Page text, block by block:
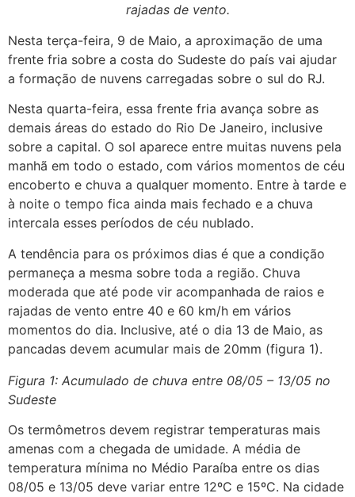
rajadas de vento.
Nesta terça-feira, 9 de Maio, a aproximação de uma
frente fria sobre a costa do Sudeste do país vai ajudar
a formação de nuvens carregadas sobre o sul do RJ.
Nesta quarta-feira, essa frente fria avança sobre as
demais áreas do estado do Rio De Janeiro, inclusive
sobre a capital. O sol aparece entre muitas nuvens pela
manhã em todo o estado, com vários momentos de céu
encoberto e chuva a qualquer momento. Entre à tarde e
à noite o tempo fica ainda mais fechado e a chuva
intercala esses períodos de céu nublado.
A tendência para os próximos dias é que a condição
permaneça a mesma sobre toda a região. Chuva
moderada que até pode vir acompanhada de raios e
rajadas de vento entre 40 e 60 km/h em vários
momentos do dia. Inclusive, até o dia 13 de Maio, as
pancadas devem acumular mais de 20mm (figura 1).
Figura 1: Acumulado de chuva entre 08/05 – 13/05 no
Sudeste
Os termômetros devem registrar temperaturas mais
amenas com a chegada de umidade. A média de
temperatura mínima no Médio Paraíba entre os dias
08/05 e 13/05 deve variar entre 12ºC e 15ºC. Na cidade